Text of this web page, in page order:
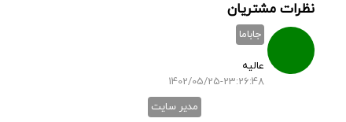
نظرات مشتریان
جاباما
عالیه
1402/05/25-23:26:48
مدیر سایت